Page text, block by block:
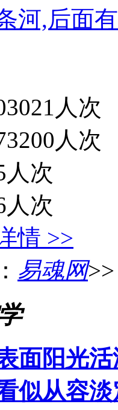
河,后面
人次
人次
次
人次
情 >>
易魂网
面阳光
似从容